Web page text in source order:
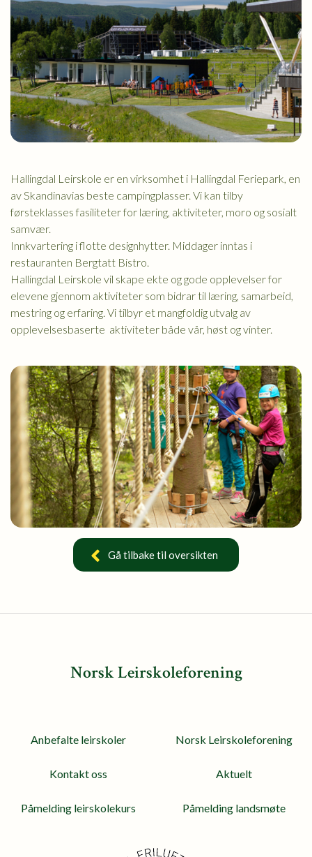
Hallingdal Leirskole er en virksomhet i Hallingdal Feriepark, en
av Skandinavias beste campingplasser. Vi kan tilby
førsteklasses fasiliteter for læring, aktiviteter, moro og sosialt
samvær.
Innkvartering i flotte designhytter. Middager inntas i
restauranten Bergtatt Bistro.
Hallingdal Leirskole vil skape ekte og gode opplevelser for
elevene gjennom aktiviteter som bidrar til læring, samarbeid,
mestring og erfaring. Vi tilbyr et mangfoldig utvalg av
opplevelsesbaserte aktiviteter både vår, høst og vinter.
Gå tilbake til oversikten
Norsk Leirskoleforening
Anbefalte leirskoler Norsk Leirskoleforening
Kontakt oss Aktuelt
Påmelding leirskolekurs Påmelding landsmøte